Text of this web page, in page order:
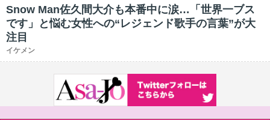
Snow Man佐久間大介も本番中に涙…「世界一ブス
です」と悩む女性への“レジェンド歌手の言葉”が大
注目
イケメン